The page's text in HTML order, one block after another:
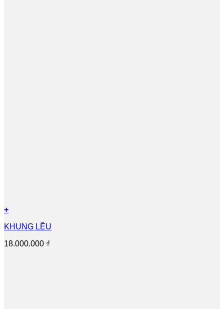
+
KHUNG LỀU
18.000.000 ₫